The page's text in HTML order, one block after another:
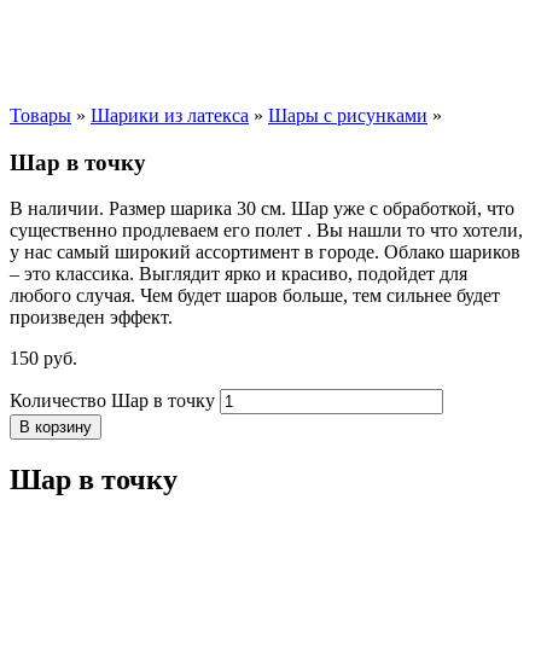
Товары » Шарики из латекса » Шары с рисунками »
Шар в точку
В наличии. Размер шарика 30 см. Шар уже с обработкой, что
существенно продлеваем его полет . Вы нашли то что хотели,
у нас самый широкий ассортимент в городе. Облако шариков
– это классика. Выглядит ярко и красиво, подойдет для
любого случая. Чем будет шаров больше, тем сильнее будет
произведен эффект.
150 руб.
Количество Шар в точку
В корзину
Шар в точку